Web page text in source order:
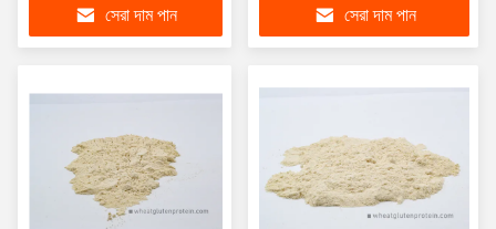
সেরা দাম পান সেরা দাম পান